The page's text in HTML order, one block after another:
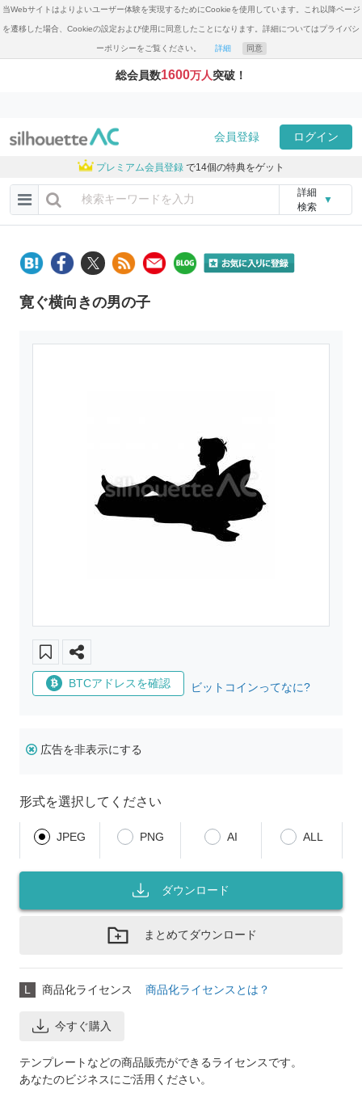
当Webサイトはよりよいユーザー体験を実現するためにCookieを使用しています。これ以降ページ
を遷移した場合、Cookieの設定および使用に同意したことになります。詳細についてはプライバシ
ーポリシーをご覧ください。 詳細 同意
総会員数1600万人突破！
会員登録 ログイン
プレミアム会員登録 で14個の特典をゲット
詳細
検索
▼
寛ぐ横向きの男の子
BTCアドレスを確認 ビットコインってなに?
広告を非表示にする
形式を選択してください
JPEG PNG AI ALL
ダウンロード
まとめてダウンロード
L 商品化ライセンス 商品化ライセンスとは？
今すぐ購入
テンプレートなどの商品販売ができるライセンスです。
あなたのビジネスにご活用ください。